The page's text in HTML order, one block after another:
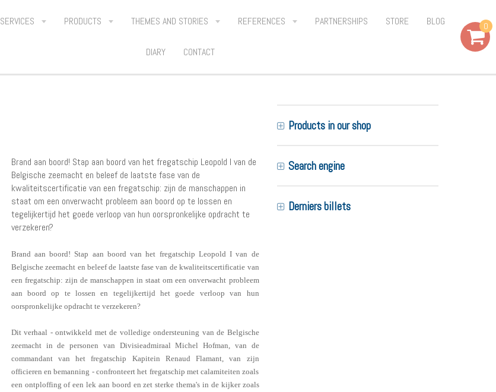
SERVICES PRODUCTS THEMES AND STORIES REFERENCES PARTNERSHIPS STORE BLOG
DIARY CONTACT
0
Brand aan boord! Stap aan boord van het fregatschip Leopold I van de
Belgische zeemacht en beleef de laatste fase van de
kwaliteitscertificatie van een fregatschip: zijn de manschappen in
staat om een onverwacht probleem aan boord op te lossen en
tegelijkertijd het goede verloop van hun oorspronkelijke opdracht te
verzekeren?
Brand aan boord! Stap aan boord van het fregatschip Leopold I van de
Belgische zeemacht en beleef de laatste fase van de kwaliteitscertificatie van
een fregatschip: zijn de manschappen in staat om een onverwacht probleem
aan boord op te lossen en tegelijkertijd het goede verloop van hun
oorspronkelijke opdracht te verzekeren?
Dit verhaal - ontwikkeld met de volledige ondersteuning van de Belgische
zeemacht in de personen van Divisieadmiraal Michel Hofman, van de
commandant van het fregatschip Kapitein Renaud Flamant, van zijn
officieren en bemanning - confronteert het fregatschip met calamiteiten zoals
een ontploffing of een lek aan boord en zet sterke thema's in de kijker zoals
Products in our shop
Search engine
Derniers billets